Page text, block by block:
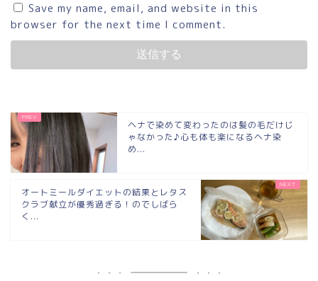
Save my name, email, and website in this
browser for the next time I comment.
ヘナで染めて変わったのは髪の毛だけじ
ゃなかった♪心も体も楽になるヘナ染
め...
オートミールダイエットの結果とレタス
クラブ献立が優秀過ぎる！のでしばら
く...